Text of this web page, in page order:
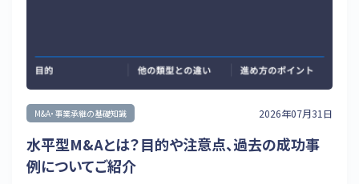
M&A・事業承継の基礎知識 2026年07月31日
水平型M&Aとは？目的や注意点、過去の成功事
例についてご紹介